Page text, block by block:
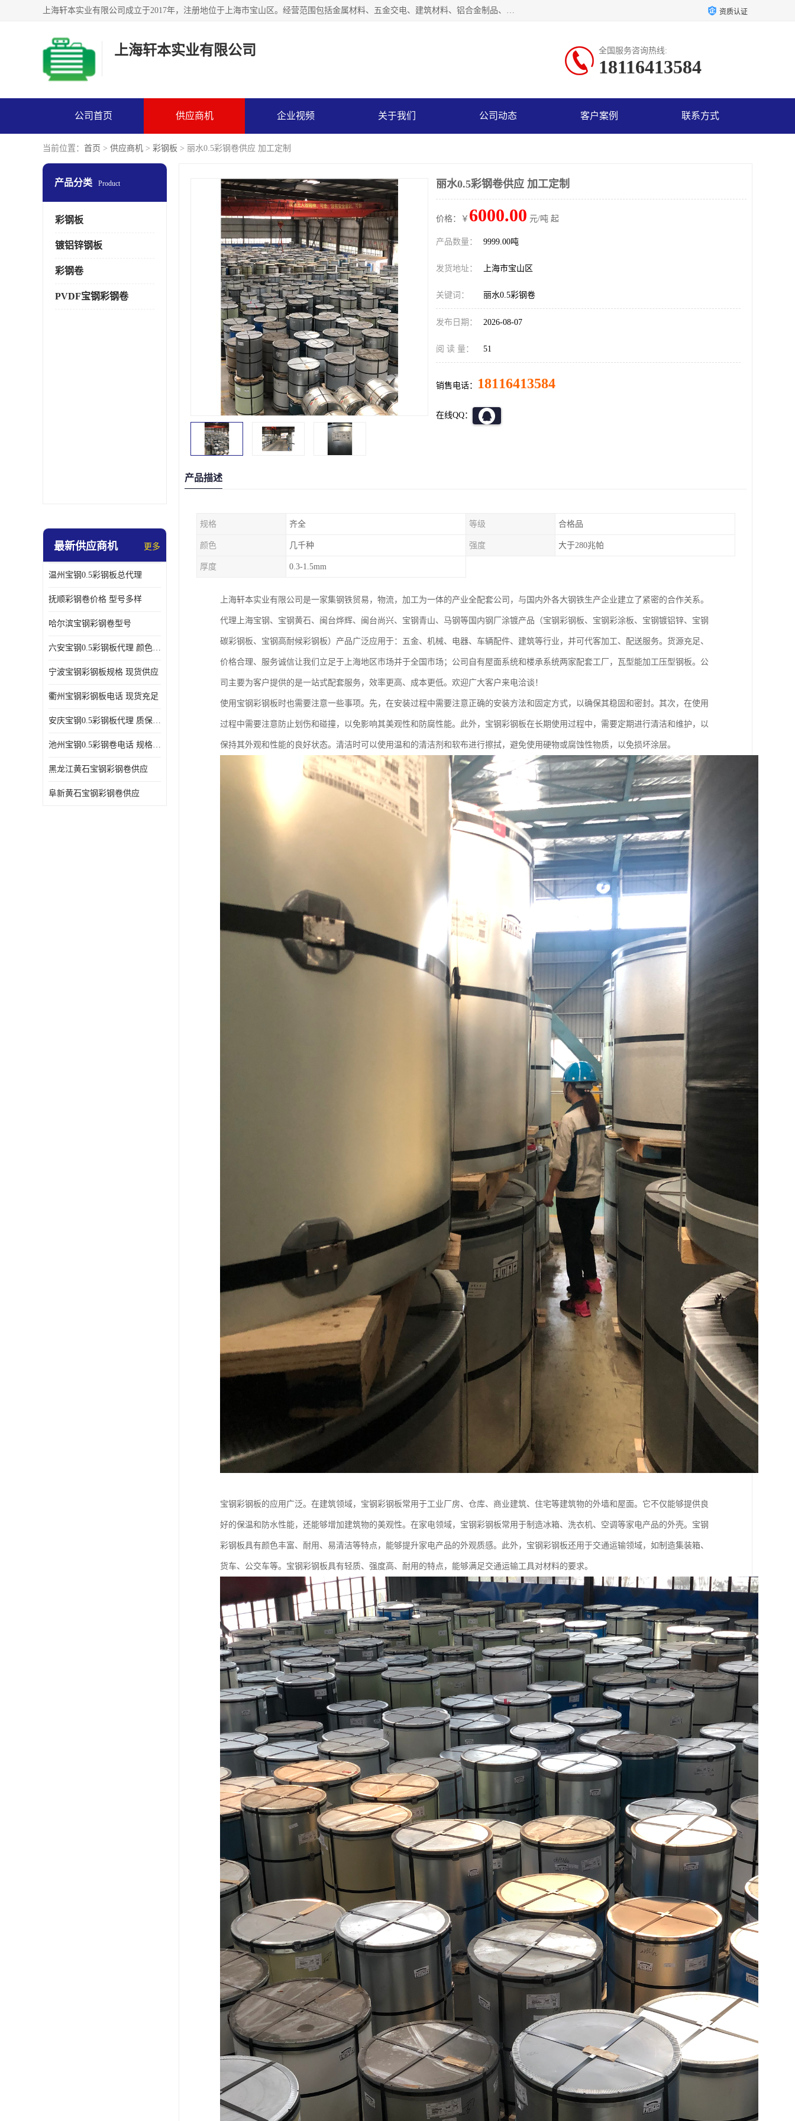
上海轩本实业有限公司成立于2017年，注册地位于上海市宝山区。经营范围包括金属材料、五金交电、建筑材料、铝合金制品、机械设备、电线电缆、装潢材料等；公司主营产品：宝钢彩钢板、宝钢彩钢卷、宝钢彩涂板、宝钢彩涂卷、宝钢高耐候彩钢板，宝钢氟碳彩钢板。是一家集钢铁贸易，物流、加工为一体的产业全配套公司。 资质认证
上海轩本实业有限公司 全国服务咨询热线:
18116413584
公司首页 供应商机 企业视频 关于我们 公司动态 客户案例 联系方式
当前位置： 首页 > 供应商机 > 彩钢板 > 丽水0.5彩钢卷供应 加工定制
产品分类 Product
彩钢板
镀铝锌钢板
彩钢卷
PVDF宝钢彩钢卷
最新供应商机 更多
温州宝钢0.5彩钢板总代理
抚顺彩钢卷价格 型号多样
哈尔滨宝钢彩钢卷型号
六安宝钢0.5彩钢板代理 颜色定制
宁波宝钢彩钢板规格 现货供应
衢州宝钢彩钢板电话 现货充足
安庆宝钢0.5彩钢板代理 质保十年起
池州宝钢0.5彩钢卷电话 规格多样
黑龙江黄石宝钢彩钢卷供应
阜新黄石宝钢彩钢卷供应
丽水0.5彩钢卷供应 加工定制
价格：￥ 6000.00 元/吨 起
产品数量： 9999.00吨
发货地址： 上海市宝山区
关键词： 丽水0.5彩钢卷
发布日期： 2026-08-07
阅 读 量： 51
销售电话： 18116413584
在线QQ：
产品描述
规格 齐全 等级 合格品
颜色 几千种 强度 大于280兆帕
厚度 0.3-1.5mm
上海轩本实业有限公司是一家集钢铁贸易，物流，加工为一体的产业全配套公司，与国内外各大钢铁生产企业建立了紧密的合作关系。
代理上海宝钢、宝钢黄石、闽台烨辉、闽台尚兴、宝钢青山、马钢等国内钢厂涂镀产品（宝钢彩钢板、宝钢彩涂板、宝钢镀铝锌、宝钢
碳彩钢板、宝钢高耐候彩钢板）产品广泛应用于：五金、机械、电器、车辆配件、建筑等行业，并可代客加工、配送服务。货源充足、
价格合理、服务诚信让我们立足于上海地区市场并于全国市场；公司自有屋面系统和楼承系统两家配套工厂，瓦型能加工压型钢板。公
司主要为客户提供的是一站式配套服务，效率更高、成本更低。欢迎广大客户来电洽谈！
使用宝钢彩钢板时也需要注意一些事项。先，在安装过程中需要注意正确的安装方法和固定方式，以确保其稳固和密封。其次，在使用
过程中需要注意防止划伤和碰撞，以免影响其美观性和防腐性能。此外，宝钢彩钢板在长期使用过程中，需要定期进行清洁和维护，以
保持其外观和性能的良好状态。清洁时可以使用温和的清洁剂和软布进行擦拭，避免使用硬物或腐蚀性物质，以免损坏涂层。
宝钢彩钢板的应用广泛。在建筑领域，宝钢彩钢板常用于工业厂房、仓库、商业建筑、住宅等建筑物的外墙和屋面。它不仅能够提供良
好的保温和防水性能，还能够增加建筑物的美观性。在家电领域，宝钢彩钢板常用于制造冰箱、洗衣机、空调等家电产品的外壳。宝钢
彩钢板具有颜色丰富、耐用、易清洁等特点，能够提升家电产品的外观质感。此外，宝钢彩钢板还用于交通运输领域，如制造集装箱、
货车、公交车等。宝钢彩钢板具有轻质、强度高、耐用的特点，能够满足交通运输工具对材料的要求。